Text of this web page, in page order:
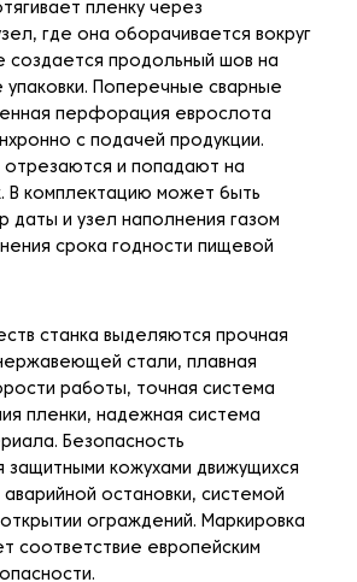
пленку через
где она оборачивается вокруг
создается продольный шов на
упаковки. Поперечные сварные
перфорация еврослота
с подачей продукции.
отрезаются и попадают на
В комплектацию может быть
даты и узел наполнения газом
срока годности пищевой
станка выделяются прочная
стали, плавная
работы, точная система
пленки, надежная система
Безопасность
защитными кожухами движущихся
остановки, системой
ограждений. Маркировка
соответствие европейским